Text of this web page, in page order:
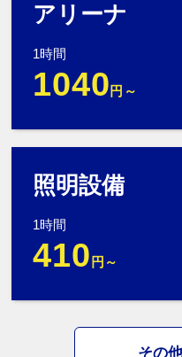
アリーナ
1時間
1040 円～
照明設備
1時間
410 円～
その